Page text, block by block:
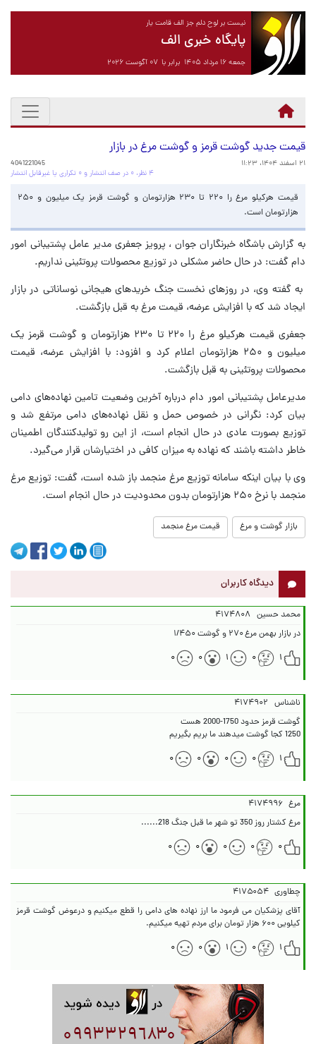
نیست بر لوح دلم جز الف قامت یار
پایگاه خبری الف
جمعه ۱۶ مرداد ۱۴۰۵ برابر با ۰۷ آگوست ۲۰۲۶
قیمت جدید گوشت قرمز و گوشت مرغ در بازار
۲۱ اسفند ۱۴۰۴، ۱۱:۲۳
4041221045
۴ نظر، ۰ در صف انتشار و ۰ تکراری یا غیرقابل انتشار
قیمت هرکیلو مرغ را ۲۲۰ تا ۲۳۰ هزارتومان و گوشت قرمز یک میلیون و ۲۵۰
هزارتومان است.
به گزارش باشگاه خبرنگاران جوان ، پرویز جعفری مدیر عامل پشتیبانی امور
دام گفت: در حال حاضر مشکلی در توزیع محصولات پروتئینی نداریم.
به گفته وی، در روز‌های نخست جنگ خرید‌های هیجانی نوساناتی در بازار
ایجاد شد که با افزایش عرضه، قیمت مرغ به قبل بازگشت.
جعفری قیمت هرکیلو مرغ را ۲۲۰ تا ۲۳۰ هزارتومان و گوشت قرمز یک
میلیون و ۲۵۰ هزارتومان اعلام کرد و افزود: با افزایش عرضه، قیمت
محصولات پروتئینی به قبل بازگشت.
مدیرعامل پشتیبانی امور دام درباره آخرین وضعیت تامین نهاده‌های دامی
بیان کرد: نگرانی در خصوص حمل و نقل نهاده‌های دامی مرتفع شد و
توزیع بصورت عادی در حال انجام است، از این رو تولیدکنندگان اطمینان
خاطر داشته باشند که نهاده به میزان کافی در اختیارشان قرار می‌گیرد.
وی با بیان اینکه سامانه توزیع مرغ منجمد باز شده است، گفت: توزیع مرغ
منجمد با نرخ ۲۵۰ هزارتومان بدون محدودیت در حال انجام است.
بازار گوشت و مرغ قیمت مرغ منجمد
دیدگاه کاربران
محمد حسین ۴۱۷۴۸۰۸
در بازار بهمن مرغ ۲۷۰ و گوشت ۱/۴۵۰
۱
۰ ۱ ۰ ۰
ناشناس ۴۱۷۴۹۰۲
1250 کجا گوشت میدهند ما بریم بگیریم
۱
۰ ۰ ۰ ۰
مرغ ۴۱۷۴۹۹۶
مرغ کشتار روز 350 تو شهر ما قبل جنگ 218......
۰
۰ ۰ ۰ ۰
چطاوری ۴۱۷۵۰۵۴
آقای پزشکیان می فرمود ما ارز نهاده های دامی را قطع میکنیم و درعوض گوشت قرمز
کیلویی ۶۰۰ هزار تومان برای مردم تهیه میکنیم.
۱
۰ ۱ ۰ ۰